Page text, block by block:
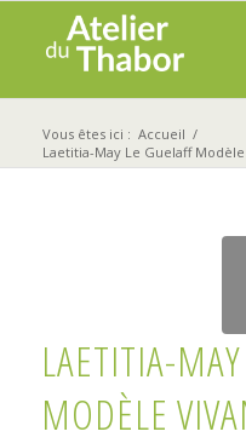
Vous êtes ici : Accueil /
Laetitia-May Le Guelaff Modèle
LAETITIA-
MODÈLE